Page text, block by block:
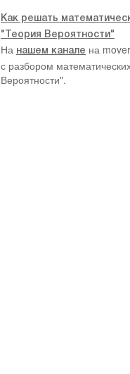
Как решать
"Теория Вероятности"
На нашем канале на
с разбором
Вероятности".